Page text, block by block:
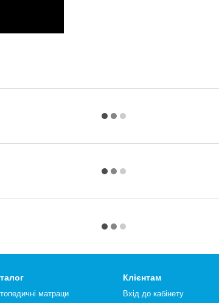
матраци
Клієнтам
Вхід до кабінету